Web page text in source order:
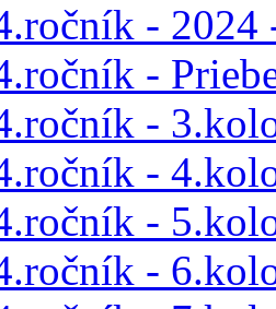
- 2024
-
-
-
-
-